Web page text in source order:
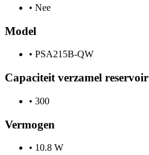
• Nee
Model
• PSA215B-QW
Capaciteit verzamel reservoir
• 300
Vermogen
• 10.8 W